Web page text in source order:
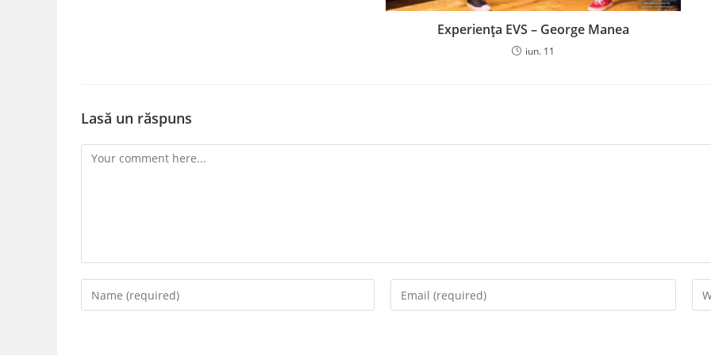
Experiența EVS – George Manea
iun. 11
Lasă un răspuns
Comment
Enter
your
Enter
your